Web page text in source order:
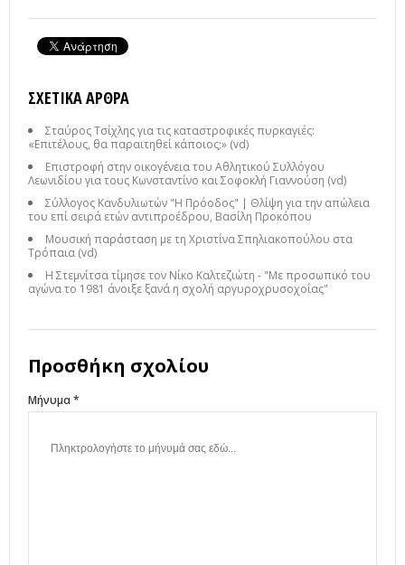
ΣΧΕΤΙΚΆ ΆΡΘΡΑ
Σταύρος Τσίχλης για τις καταστροφικές πυρκαγιές:
«Επιτέλους, θα παραιτηθεί κάποιος;» (vd)
Επιστροφή στην οικογένεια του Αθλητικού Συλλόγου
Λεωνιδίου για τους Κωνσταντίνο και Σοφοκλή Γιαννούση (vd)
Σύλλογος Κανδυλιωτών "Η Πρόοδος" | Θλίψη για την απώλεια
του επί σειρά ετών αντιπροέδρου, Βασίλη Προκόπου
Μουσική παράσταση με τη Χριστίνα Σπηλιακοπούλου στα
Τρόπαια (vd)
Η Στεμνίτσα τίμησε τον Νίκο Καλτεζιώτη - "Με προσωπικό του
αγώνα το 1981 άνοιξε ξανά η σχολή αργυροχρυσοχοΐας"
Προσθήκη σχολίου
Μήνυμα *